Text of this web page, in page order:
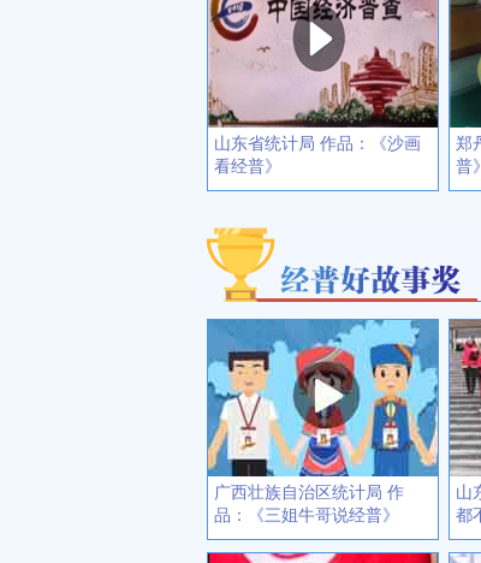
山东省统计局 作品：《沙画
看经普》
郑
普》
广西壮族自治区统计局 作
品：《三姐牛哥说经普》
山
都